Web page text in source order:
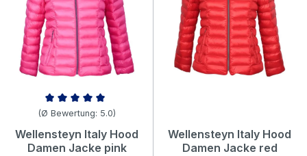
Durchschnittliche Bewertung von 5 von 5 Sternen
(Ø Bewertung: 5.0)
Wellensteyn Italy Hood
Damen Jacke pink
Wellensteyn Italy Hood
Damen Jacke red